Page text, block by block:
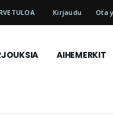
Kirjaudu Ota
AIHEMERKIT